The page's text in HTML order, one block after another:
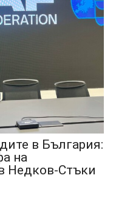
в България:
на
Недков-Стъки